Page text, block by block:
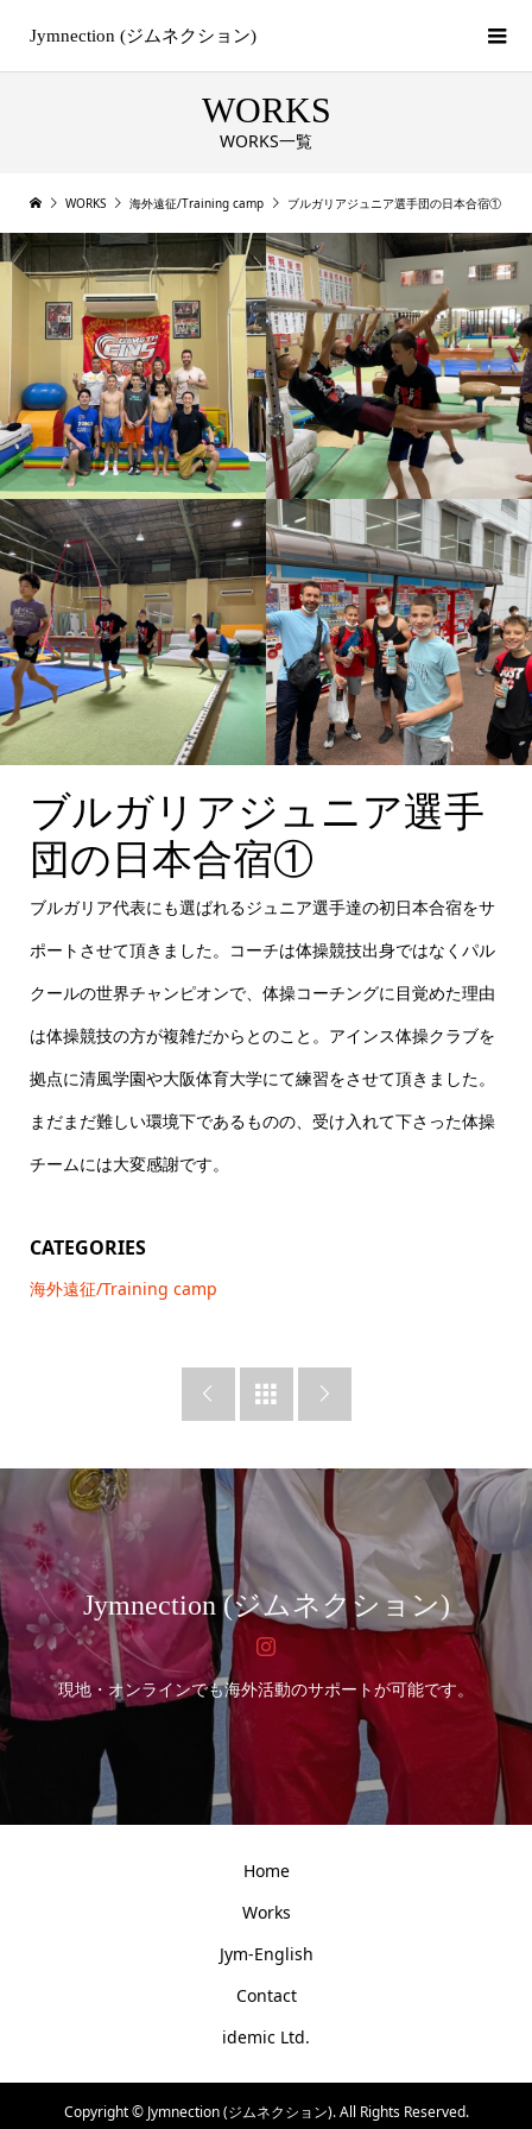
Jymnection (ジムネクション)
WORKS
WORKS一覧
WORKS 海外遠征/Training camp ブルガリアジュニア選手団の日本合宿①
desc
ブルガリアジュニア選手
団の日本合宿①
ブルガリア代表にも選ばれるジュニア選手達の初日本合宿をサ
ポートさせて頂きました。コーチは体操競技出身ではなくパル
クールの世界チャンピオンで、体操コーチングに目覚めた理由
は体操競技の方が複雑だからとのこと。アインス体操クラブを
拠点に清風学園や大阪体育大学にて練習をさせて頂きました。
まだまだ難しい環境下であるものの、受け入れて下さった体操
チームには大変感謝です。
CATEGORIES
海外遠征/Training camp
  
Jymnection (ジムネクション)
現地・オンラインでも海外活動のサポートが可能です。
Home
Works
Jym-English
Contact
idemic Ltd.
Copyright ©Jymnection (ジムネクション). All Rights Reserved.